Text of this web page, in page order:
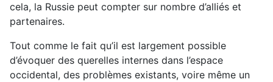
cela, la Russie peut compter sur nombre d’alliés et
partenaires.
Tout comme le fait qu’il est largement possible
d’évoquer des querelles internes dans l’espace
occidental, des problèmes existants, voire même un